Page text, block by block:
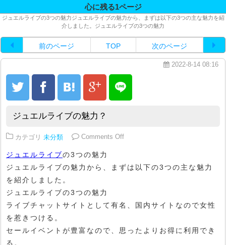
心に残る1ページ
ジュエルライブの3つの魅力ジュエルライブの魅力から、まずは以下の3つの主な魅力を紹
介しました。ジュエルライブの3つの魅力
前のページ TOP 次のページ
2022-8-14 08:16
ジュエルライブの魅力？
カテゴリ 未分類 Comments Offon ジュエルライブの魅力？
ジュエルライブの3つの魅力
ジュエルライブの魅力から、まずは以下の3つの主な魅力
を紹介しました。
ジュエルライブの3つの魅力
ライブチャットサイトとして有名、国内サイトなので女性
を惹きつける。
セールイベントが豊富なので、思ったよりお得に利用でき
る。